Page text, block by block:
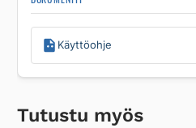
Käyttöohje
Tutustu myös